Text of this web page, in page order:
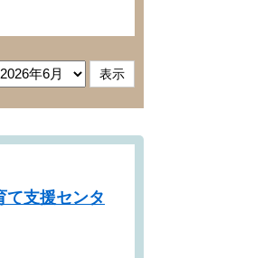
て支援センタ